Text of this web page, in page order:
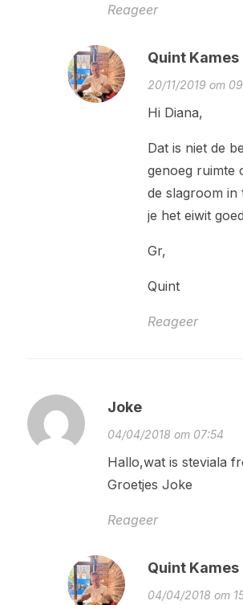
Reageer
Quint Kames
20/11/2019 om
Hi Diana,
Dat is niet de
genoeg ruimte
de slagroom in
je het eiwit
Gr,
Quint
Reageer
Joke
04/04/2018 om 07:54
Hallo,wat is steviala
Groetjes Joke
Reageer
Quint Kames
04/04/2018 om